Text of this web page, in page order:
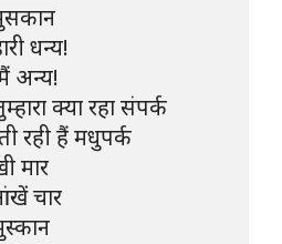
धन्य!
अन्य!
क्या रहा संपर्क
रही हैं मधुपर्क
मार
चार